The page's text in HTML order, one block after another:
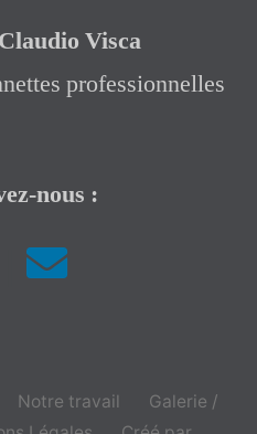
Visca
professionnelles
nous :
Notre travail
Galerie /